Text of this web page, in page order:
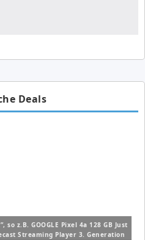
Deals
z.B. GOOGLE Pixel 4a 128 GB Just
Streaming Player 3. Generation